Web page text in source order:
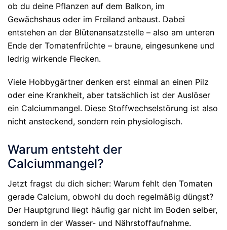
ob du deine Pflanzen auf dem Balkon, im
Gewächshaus oder im Freiland anbaust. Dabei
entstehen an der Blütenansatzstelle – also am unteren
Ende der Tomatenfrüchte – braune, eingesunkene und
ledrig wirkende Flecken.
Viele Hobbygärtner denken erst einmal an einen Pilz
oder eine Krankheit, aber tatsächlich ist der Auslöser
ein Calciummangel. Diese Stoffwechselstörung ist also
nicht ansteckend, sondern rein physiologisch.
Warum entsteht der
Calciummangel?
Jetzt fragst du dich sicher: Warum fehlt den Tomaten
gerade Calcium, obwohl du doch regelmäßig düngst?
Der Hauptgrund liegt häufig gar nicht im Boden selber,
sondern in der Wasser- und Nährstoffaufnahme.